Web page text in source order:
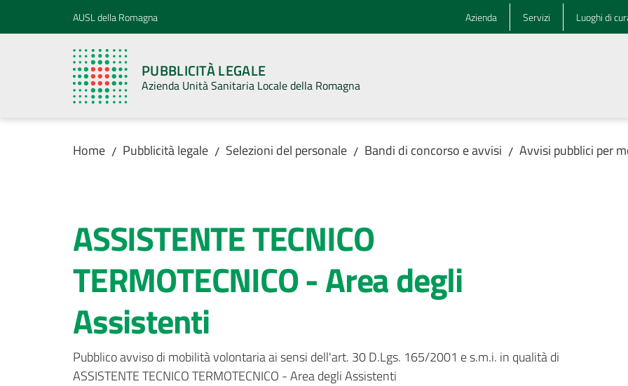
Vai al contenuto
Vai alla navigazioneAUSL della Romagna Azienda Servizi Luoghi di
PUBBLICITÀ LEGALE
Azienda Unità Sanitaria Locale della Romagna
Home / Pubblicità legale / Selezioni del personale / Bandi di concorso e avvisi / Avvisi pubblici per
ASSISTENTE TECNICO
TERMOTECNICO - Area degli
Assistenti
Pubblico avviso di mobilità volontaria ai sensi dell'art. 30 D.Lgs. 165/2001 e s.m.i. in qualità di
ASSISTENTE TECNICO TERMOTECNICO - Area degli Assistenti